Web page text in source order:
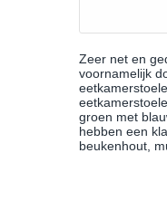
Zeer net en
voornamelijk
groen met
hebben een
beukenhout,